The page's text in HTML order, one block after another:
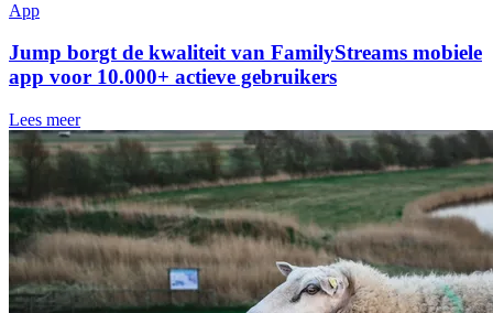
App
Jump borgt de kwaliteit van FamilyStreams mobiele
app voor 10.000+ actieve gebruikers
Lees meer